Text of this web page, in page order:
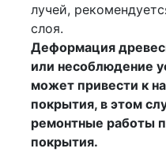
лучей,
слоя.
Деформация
или несоблюдение
может привести к
покрытия, в этом
ремонтные работы
покрытия.